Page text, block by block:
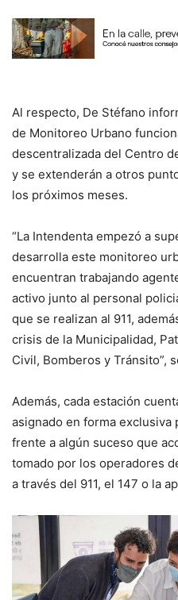
Al respecto, De Stéfano
de Monitoreo Urbano
descentralizada del Centro
y se extenderán a otros
los próximos meses.
“La Intendenta empezó a
desarrolla este monitoreo
encuentran trabajando
activo junto al personal
que se realizan al 911,
crisis de la Municipalidad,
Civil, Bomberos y Tránsito”,
Además, cada estación
asignado en forma exclusiva
frente a algún suceso que
tomado por los operadores
a través del 911, el 147 o la